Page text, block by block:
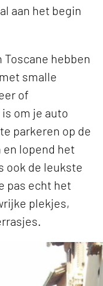
aan het begin
hebben
smalle
of
om je auto
parkeren op de
lopend het
ook de leukste
pas echt het
plekjes,